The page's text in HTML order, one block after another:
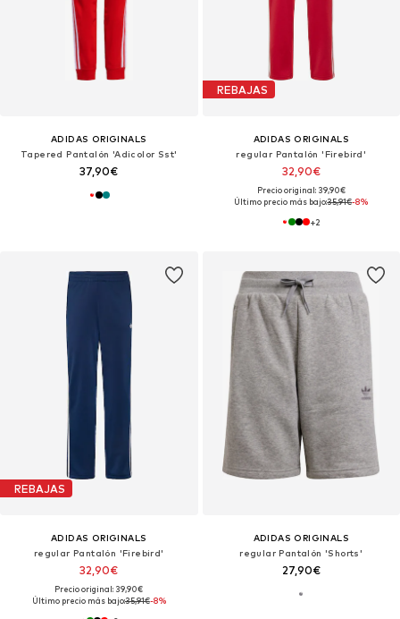
ADIDAS ORIGINALS
Tapered Pantalón 'Adicolor Sst'
37,90€
REBAJAS
ADIDAS ORIGINALS
regular Pantalón 'Firebird'
32,90€
Precio original: 39,90€
Último precio más bajo:35,91€-8%
+2
REBAJAS
ADIDAS ORIGINALS
regular Pantalón 'Firebird'
32,90€
Precio original: 39,90€
Último precio más bajo:35,91€-8%
ADIDAS ORIGINALS
regular Pantalón 'Shorts'
27,90€